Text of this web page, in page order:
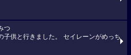
つ
子供と行きました。 セイレーンがめっち